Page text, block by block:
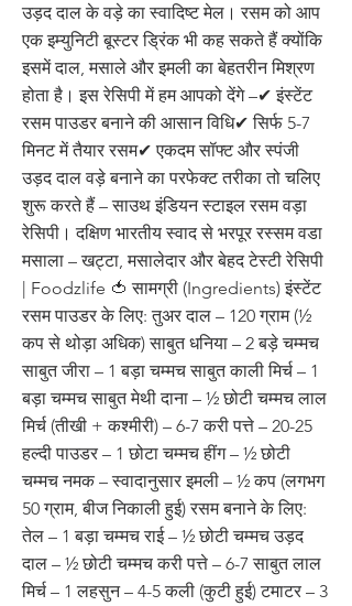
उड़द दाल के वड़े का स्वादिष्ट मेल। रसम को आप
एक इम्युनिटी बूस्टर ड्रिंक भी कह सकते हैं क्योंकि
इसमें दाल, मसाले और इमली का बेहतरीन मिश्रण
होता है। इस रेसिपी में हम आपको देंगे –✔ इंस्टेंट
रसम पाउडर बनाने की आसान विधि✔ सिर्फ 5-7
मिनट में तैयार रसम✔ एकदम सॉफ्ट और स्पंजी
उड़द दाल वड़े बनाने का परफेक्ट तरीका तो चलिए
शुरू करते हैं – साउथ इंडियन स्टाइल रसम वड़ा
रेसिपी। दक्षिण भारतीय स्वाद से भरपूर रस्सम वडा
मसाला – खट्टा, मसालेदार और बेहद टेस्टी रेसिपी
| Foodzlife 🍅 सामग्री (Ingredients) इंस्टेंट
रसम पाउडर के लिए: तुअर दाल – 120 ग्राम (½
कप से थोड़ा अधिक) साबुत धनिया – 2 बड़े चम्मच
साबुत जीरा – 1 बड़ा चम्मच साबुत काली मिर्च – 1
बड़ा चम्मच साबुत मेथी दाना – ½ छोटी चम्मच लाल
मिर्च (तीखी + कश्मीरी) – 6-7 करी पत्ते – 20-25
हल्दी पाउडर – 1 छोटा चम्मच हींग – ½ छोटी
चम्मच नमक – स्वादानुसार इमली – ½ कप (लगभग
50 ग्राम, बीज निकाली हुई) रसम बनाने के लिए:
तेल – 1 बड़ा चम्मच राई – ½ छोटी चम्मच उड़द
दाल – ½ छोटी चम्मच करी पत्ते – 6-7 साबुत लाल
मिर्च – 1 लहसुन – 4-5 कली (कुटी हुई) टमाटर – 3